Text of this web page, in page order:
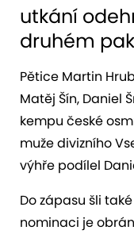
utkání
druhém
Pětice Martin
Matěj Šín, Daniel
kempu české
muže divizního
výhře podílel
Do zápasu šli
nominaci je